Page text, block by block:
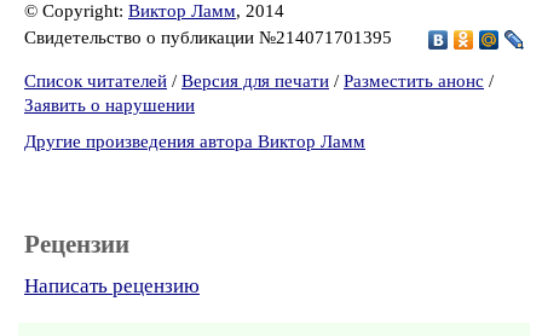
© Copyright: Виктор Ламм, 2014
Свидетельство о публикации №214071701395
Список читателей / Версия для печати / Разместить анонс /
Заявить о нарушении
Другие произведения автора Виктор Ламм
Рецензии
Написать рецензию